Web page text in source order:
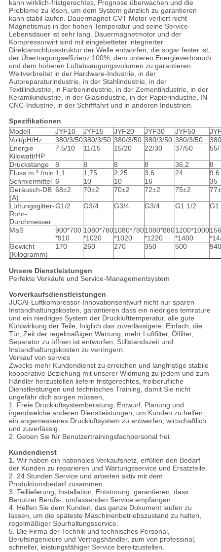
kann wirklich-fristgerechtes, Prognose überwachen und die
Probleme zu lösen, um dem System gänzlich zu garantieren
kann stabil laufen. Dauermagnet-CVT-Motor verliert nicht
Magnetismus in der hohen Temperatur und seine Service-
Lebensdauer ist sehr lang. Dauermagnetmotor und der
Kompressorwirt sind mit eingebetteter integrierter
Direktanschlussstruktur der Welle entworfen, die sogar fester ist,
der Übertragungseffizienz 100%, dem unteren Energieverbrauch
und dem höheren Luftabsaugungsvolumen zu garantieren.
Weitverbreitet in der Hardware-Industrie, in der
Autoreparaturindustrie, in der Stahlindustrie, in der
Textilindustrie, in Farbenindustrie, in der Zementindustrie, in der
Keramikindustrie, in der Glasindustrie, in der Papierindustrie, IN
CNC-Industrie, in der Schifffahrt und in anderen Industrien.
Spezifikationen
Modell
JYF10 JYF15 JYF20 JYF30 JYF50
Volt/pH/Hz
380/3/50380/3/50 380/3/50 380/3/50 380/3/50
Energie
Kilowatt/HP
7.5/10 11/15 15/20 22/30 37/50 55/
Druckstange 8 8 8 8 36,2
8
Fluss m ³ /min 1,1 1,75 2,25 3,6 24
9,6
Schmiermittel 6 10 10 16
35
Geräusch-DB
(A)
68±2 70±2 70±2 72±2 75±2
Lüftungsgitter-
Rohr-
Durchmesser
G1/2 G3/4 G3/4 G3/4 G1 1/2 G1
Maß
900*700
*910
1080*780
*1020
1080*780
*1020
1080*880
*1220
1200*1000
*1400
Gewicht
(Kilogramm)
170 260 270 350 500 940
Unsere Dienstleistungen
Perfekte Verkäufe und Service-Managementsystem
Vorverkaufsdienstleistungen
JUCAI-Luftkompressor-Innovationsentwurf nicht nur sparen
Instandhaltungskosten, garantieren dass ein niedriges temrature
und ein niedriges System der Drucklufttemperatur, alle gute
Kühlwirkung der Teile, folglich das zuverlässigere. Einfach, die
Tür, Zeit der regelmäßigen Wartung, mehr Luftfilter, Ölfilter,
Separator zu öffnen ist entworfen, Stillstandszeit und
Instandhaltungskosten zu verringern.
Verkauf von servies
Zwecks mehr Kundendienst zu erreichen und langfristige stabile
kooperative Beziehung mit unserer Widmung zu jedem und zum
Händler herzustellen liefern fristgerechtes, freiberufliche
Dienstleistungen und technisches Training, damit Sie nicht
ungefähr dich sorgen müssen,
1. Freie Druckluftsystemberatung, Entwurf, Planung und
irgendwelche anderen Dienstleistungen, um Kunden zu helfen,
ein angemessenes Druckluftsystem zu entwerfen, wirtschaftlich
und zuverlässig.
2. Geben Sie für Benutzertrainingsfachpersonal frei.
Kundendienst
1. Wir haben ein nationales Verkaufsnetz, erfüllen den Bedarf
der Kunden zu reparieren und Wartungsservice und Ersatzteile.
2. 24 Stunden Service und arbeiten aktiv mit dem
Produktionsbedarf zusammen.
3. Teillieferung, Installation, Entstörung, garantieren, dass
Benutzer Berufs-, umfassenden Service empfangen.
4. Helfen Sie dem Kunden, das ganze Dokument laufen zu
lassen, um die späteste Maschinenbetriebszustand zu halten,
regelmäßiger Spurhaltungsservice.
5. Die Firma der Technik und technisches Personal,
Berufsingenieure und Vertragshändler, zum von professinal,
schneller, leistungsfähiger Service bereitzustellen.